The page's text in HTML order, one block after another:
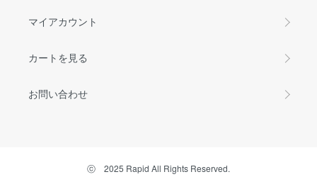
マイアカウント
カートを見る
お問い合わせ
ⓒ 2025 Rapid All Rights Reserved.